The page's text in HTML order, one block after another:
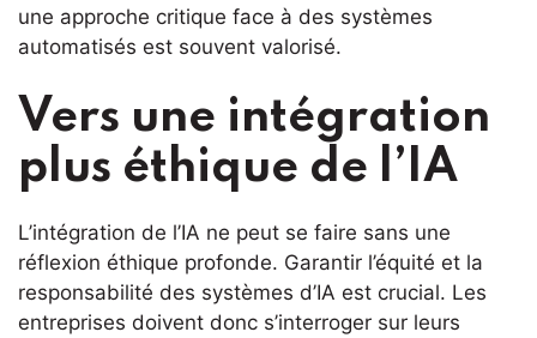
une approche critique face à des systèmes
automatisés est souvent valorisé.
Vers une intégration
plus éthique de l’IA
L’intégration de l’IA ne peut se faire sans une
réflexion éthique profonde. Garantir l’équité et la
responsabilité des systèmes d’IA est crucial. Les
entreprises doivent donc s’interroger sur leurs